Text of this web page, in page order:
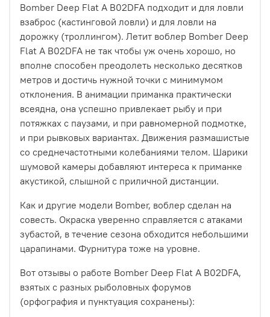
Bomber Deep Flat A B02DFA подходит и для ловли
взаброс (кастинговой ловли) и для ловли на
дорожку (троллингом). Летит воблер Bomber Deep
Flat A B02DFA не так чтобы уж очень хорошо, но
вполне способен преодолеть несколько десятков
метров и достичь нужной точки с минимумом
отклонения. В анимации приманка практически
всеядна, она успешно привлекает рыбу и при
потяжках с паузами, и при равномерной подмотке,
и при рывковых вариантах. Движения размашистые
со среднечастотными колебаниями телом. Шарики
шумовой камеры добавляют интереса к приманке
акустикой, слышной с приличной дистанции.
Как и другие модели Bomber, воблер сделан на
совесть. Окраска уверенно справляется с атаками
зубастой, в течение сезона обходится небольшими
царапинами. Фурнитура тоже на уровне.
Вот отзывы о работе Bomber Deep Flat A B02DFA,
взятых с разных рыболовных форумов
(орфография и пунктуация сохранены):